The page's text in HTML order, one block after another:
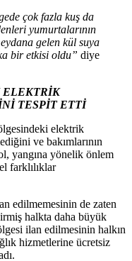
çok fazla kuş da
yumurtalarının
gelen kül suya
bir etkisi oldu” diye
ELEKTRİK
TESPİT ETTİ
elektrik
ve bakımlarının
yangına yönelik önlem
farklılıklar
edilmemesinin de zaten
halkta daha büyük
ilan edilmesinin halkın
hizmetlerine ücretsiz